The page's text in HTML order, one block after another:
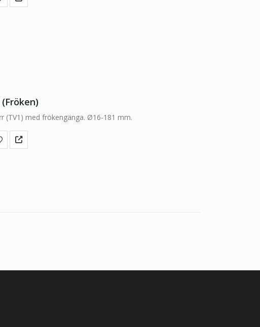
(TV1) med frökengänga. Ø16-181 mm.